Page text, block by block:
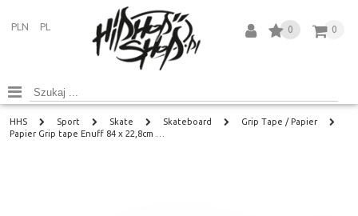
PLN PL 0
0
HHS Sport Skate Skateboard
Grip Tape / Papier
Papier Grip tape Enuff 84 x 22,8cm …